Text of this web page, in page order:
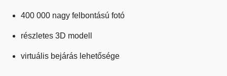
400 000 nagy felbontású fotó
részletes 3D modell
virtuális bejárás lehetősége